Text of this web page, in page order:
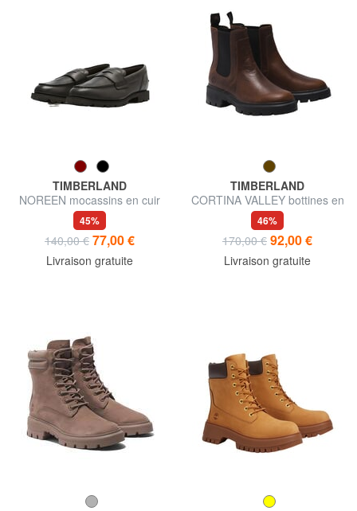
TIMBERLAND
NOREEN mocassins en cuir
45%
140,00 € 77,00 €
Livraison gratuite
TIMBERLAND
CORTINA VALLEY bottines en
cuir
46%
170,00 € 92,00 €
Livraison gratuite